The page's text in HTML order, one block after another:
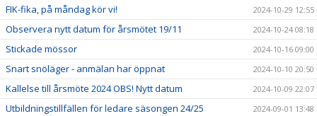
FIK-fika, på måndag kör vi! 2024-10-29 12:55
Observera nytt datum för årsmötet 19/11 2024-10-24 08:18
Stickade mössor 2024-10-16 09:00
Snart snöläger - anmälan har öppnat 2024-10-10 20:50
Kallelse till årsmöte 2024 OBS! Nytt datum 2024-10-09 22:07
Utbildningstillfällen för ledare säsongen 24/25 2024-09-01 13:48